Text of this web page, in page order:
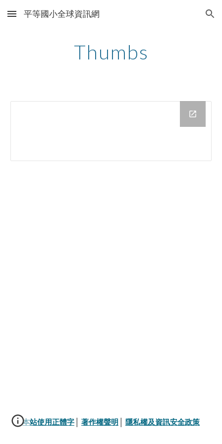
Skip to main content Skip to navigation
平等國小全球資訊網
Thumbs
本站使用正體字 著作權聲明 隱私權及資訊安全政策